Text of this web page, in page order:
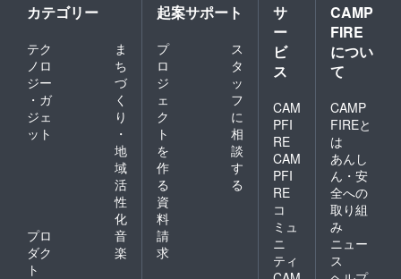
カテゴリー
テク
ノロ
ジー
・ガ
ジェ
ット
ま
ち
づ
く
り
・
地
域
活
性
化
プロ
ダク
ト
音
楽
起案サポート
プ
ロ
ジ
ェ
ク
ト
を
作
る
ス
タ
ッ
フ
に
相
談
す
る
資
料
請
求
サ
ー
ビ
ス
CAM
PFI
RE
CAM
PFI
RE
コ
ミュ
ニ
ティ
CAMP
FIRE
につい
て
CAMP
FIREと
は
あんし
ん・安
全への
取り組
み
ニュー
ス